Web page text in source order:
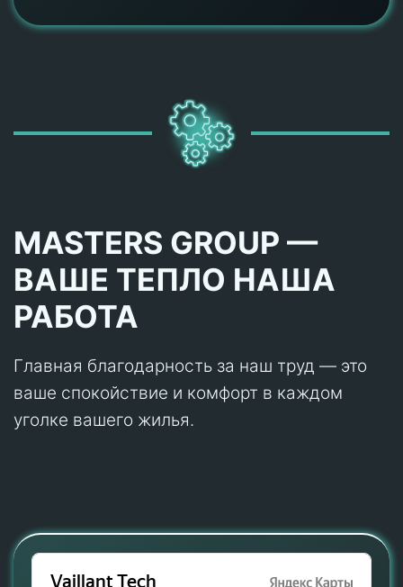
MASTERS GROUP —
ВАШЕ ТЕПЛО НАША
РАБОТА
Главная благодарность за наш труд — это
ваше спокойствие и комфорт в каждом
уголке вашего жилья.